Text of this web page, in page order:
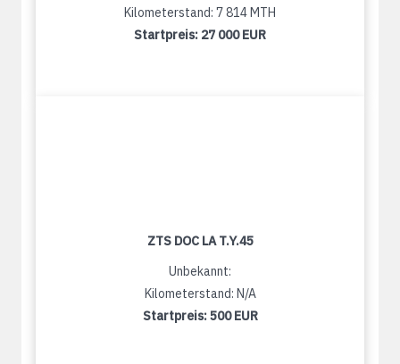
Kilometerstand: 7 814 MTH
Startpreis: 27 000 EUR
ZTS DOC LA T.Y.45
Unbekannt:
Kilometerstand: N/A
Startpreis:500 EUR